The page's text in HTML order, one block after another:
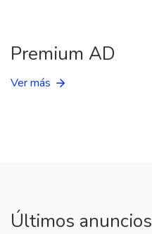
Premium AD
Ver más
Últimos anuncios